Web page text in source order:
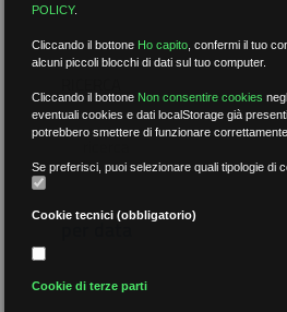
per data
POLICY.
Cliccando il bottone Ho capito ,confermi il tuo
alcuni piccoli blocchi di dati sul tuo computer.
Cliccando il bottone Non consentire cookies
eventuali cookies e dati localStorage già
potrebbero smettere di funzionare
Se preferisci, puoi selezionare quali tipologie di
Cookie tecnici (obbligatorio)
Cookie di terze parti